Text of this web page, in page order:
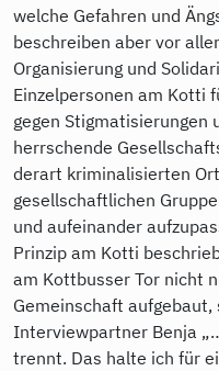
welche Gefahren und
beschreiben aber vor
Organisierung und
Einzelpersonen am Kotti
gegen Stigmatisierungen
herrschende
derart kriminalisierten
gesellschaftlichen
und aufeinander
Prinzip am Kotti
am Kottbusser Tor nicht
Gemeinschaft
Interviewpartner Benja
trennt. Das halte ich für